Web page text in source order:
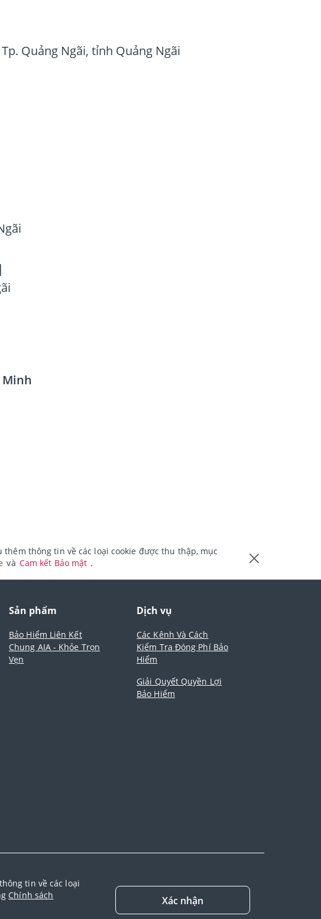
Quảng Ngãi, tỉnh Quảng Ngãi
Minh
thông tin về các loại cookie được thu thập, mục
và Cam kết Bảo mật .
Sản phẩm
Bảo Hiểm Liên Kết
Chung AIA - Khỏe Trọn
Vẹn
Dịch vụ
Các Kênh Và Cách
Kiểm Tra Đóng Phí Bảo
Hiểm
Giải Quyết Quyền Lợi
Bảo Hiểm
kiện sử dụng dịch vụ
tin về các loại
Chính sách
Xác nhận